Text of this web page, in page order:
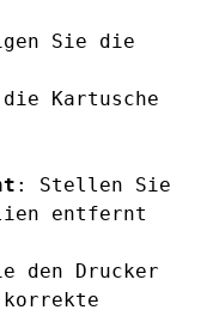
Sie die
Kartusche
: Stellen Sie
entfernt
den Drucker